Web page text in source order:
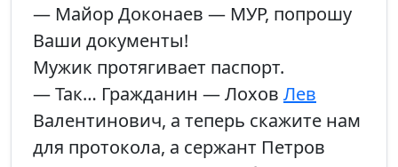
— Майор Доконаев — МУР, попрошу
Ваши документы!
Мужик протягивает паспорт.
— Так… Гражданин — Лохов Лев
Валентинович, а теперь скажите нам
для протокола, а сержант Петров